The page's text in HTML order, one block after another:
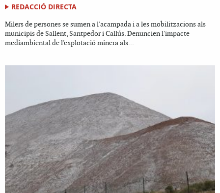
REDACCIÓ DIRECTA
Milers de persones se sumen a l'acampada i a les mobilitzacions als
municipis de Sallent, Santpedor i Callús. Denuncien l'impacte
mediambiental de l'explotació minera als...